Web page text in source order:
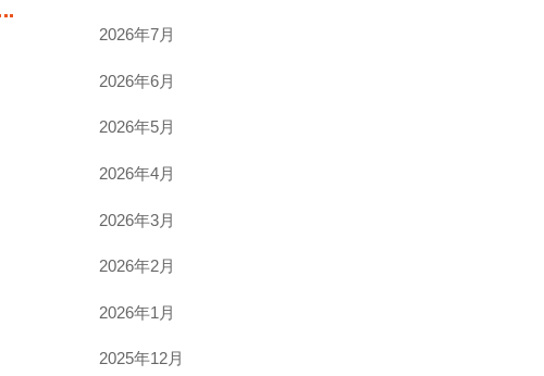
2026年7月
2026年6月
2026年5月
2026年4月
2026年3月
2026年2月
2026年1月
2025年12月